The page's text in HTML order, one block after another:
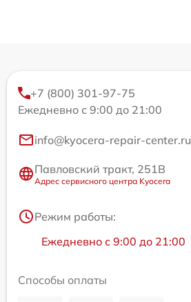
+7 (800) 301-97-75
Ежедневно с 9:00 до 21:00
info@kyocera-repair-center.ru
Павловский тракт, 251В
Адрес сервисного центра Kyocera
Режим работы:
Ежедневно с 9:00 до 21:00
Способы оплаты